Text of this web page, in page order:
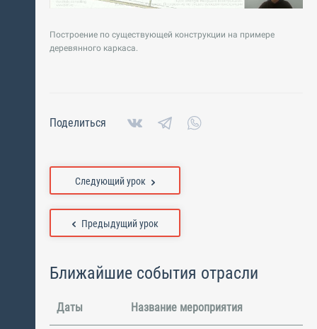
Построение по существующей конструкции на примере
деревянного каркаса.
Поделиться
Предыдущий урок
Следующий урок
Ближайшие события отрасли
Даты Название мероприятия